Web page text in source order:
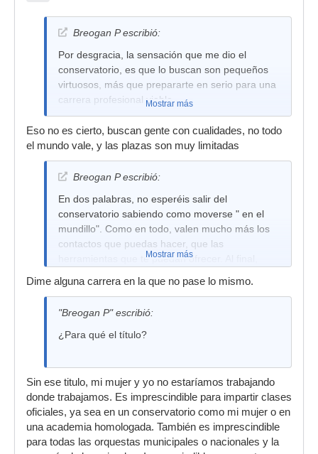
Breogan P escribió:
Por desgracia, la sensación que me dio el
conservatorio, es que lo buscan son pequeños
virtuosos, más que prepararte en serio para una
carrera profesional viable.
Mostrar más
Eso no es cierto, buscan gente con cualidades, no todo
el mundo vale, y las plazas son muy limitadas
Breogan P escribió:
En dos palabras, no esperéis salir del
conservatorio sabiendo como moverse " en el
mundillo". Como en todo, valen mucho más los
contactos que puedas hacer, que las
herramientas que te puedan ofrecer. Al final,
desganados, sólo por tener el título, pero sin
Mostrar más
Dime alguna carrera en la que no pase lo mismo.
"Breogan P" escribió:
¿Para qué el título?
Sin ese titulo, mi mujer y yo no estaríamos trabajando
donde trabajamos. Es imprescindible para impartir clases
oficiales, ya sea en un conservatorio como mi mujer o en
una academia homologada. También es imprescindible
para todas las orquestas municipales o nacionales y la